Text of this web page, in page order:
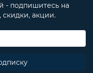
- подпишитесь на
акции.